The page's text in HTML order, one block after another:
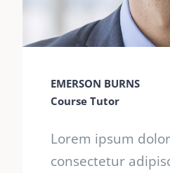
EMERSON BURNS
Course Tutor
Lorem ipsum
consectetur